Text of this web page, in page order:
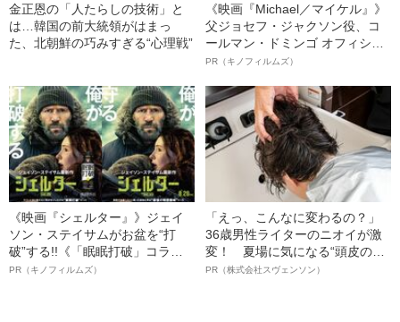
金正恩の「人たらしの技術」と
は…韓国の前大統領がはまっ
た、北朝鮮の巧みすぎる“心理戦”
《映画『Michael／マイケル』》
父ジョセフ・ジャクソン役、コ
ールマン・ドミンゴ オフィシャ
ルインタビュー“観客を魅了した
語る”《日本興収70億円突破》
PR（キノフィルムズ）
《映画『シェルター』》ジェイ
ソン・ステイサムがお盆を“打
破”する!!《「眠眠打破」コラ
ボ》
PR（キノフィルムズ）
「えっ、こんなに変わるの？」
36歳男性ライターのニオイが激
変！ 夏場に気になる“頭皮のニ
オイ”や“ベタつき”を解消す
PR（株式会社スヴェンソン）